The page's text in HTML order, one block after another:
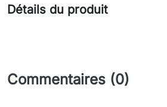
Détails du produit
Commentaires (0)